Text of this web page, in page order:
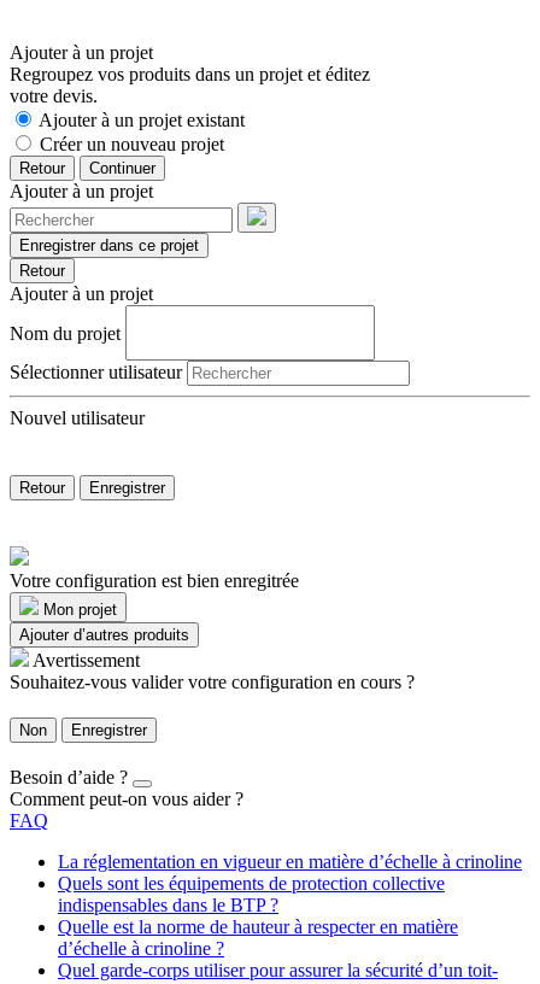
Ajouter à un projet
Regroupez vos produits dans un projet et éditez
votre devis.
Ajouter à un projet existant
Créer un nouveau projet
Retour Continuer
Ajouter à un projet
Enregistrer dans ce projet
Retour
Ajouter à un projet
Nom du projet
Sélectionner utilisateur
Nouvel utilisateur
Retour Enregistrer
Votre configuration est bien enregitrée
Mon projet
Ajouter d’autres produits
Avertissement
Souhaitez-vous valider votre configuration en cours ?
Non Enregistrer
Besoin d’aide ?
Comment peut-on vous aider ?
FAQ
La réglementation en vigueur en matière d’échelle à crinoline
Quels sont les équipements de protection collective
indispensables dans le BTP ?
Quelle est la norme de hauteur à respecter en matière
d’échelle à crinoline ?
Quel garde-corps utiliser pour assurer la sécurité d’un toit-